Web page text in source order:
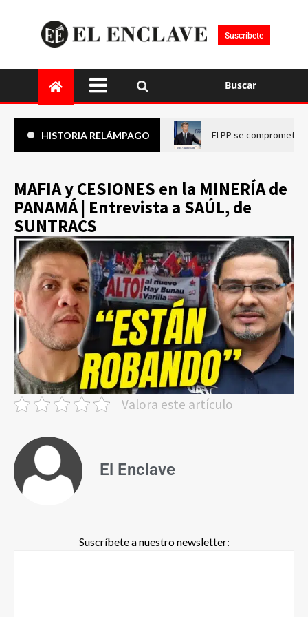
Suscríbete
Buscar
HISTORIA RELÁMPAGO El PP se compromete
MAFIA y CESIONES en la MINERÍA de
PANAMÁ | Entrevista a SAÚL, de
SUNTRACS
Valora este artículo
El Enclave
Suscríbete a nuestro newsletter: